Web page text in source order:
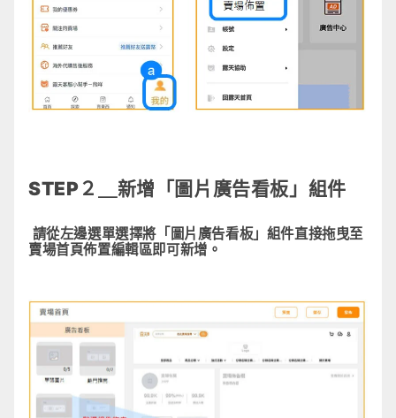
STEP２＿新增「圖片廣告看板」組件
請從左邊選單選擇將「圖片廣告看板」組件直接拖曳至
賣場首頁佈置編輯區即可新增。